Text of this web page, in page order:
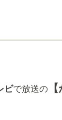
ビで放送の